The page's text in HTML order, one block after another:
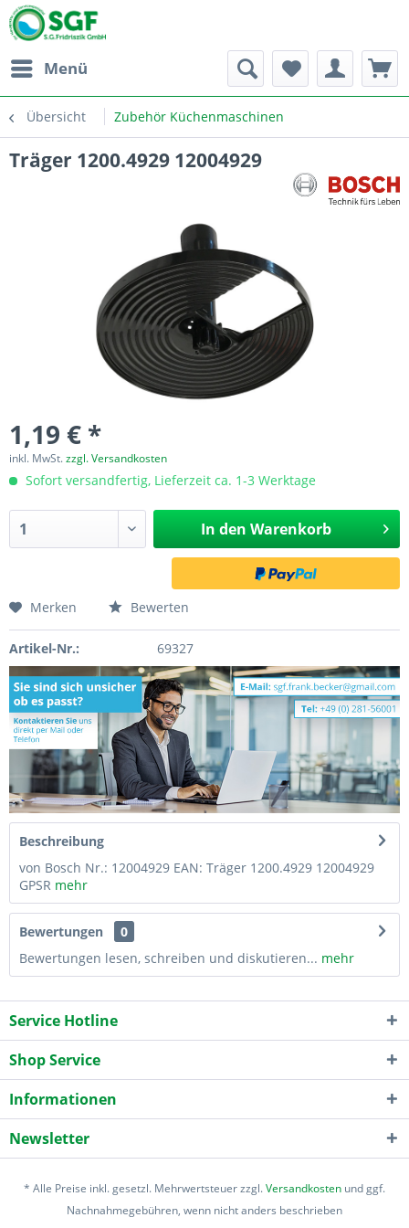
Menü
Übersicht Zubehör Küchenmaschinen
Träger 1200.4929 12004929
1,19 € *
inkl. MwSt.zzgl. Versandkosten
Sofort versandfertig, Lieferzeit ca. 1-3 Werktage
In den Warenkorb
Merken Bewerten
Artikel-Nr.: 69327
Beschreibung
von Bosch Nr.: 12004929 EAN: Träger 1200.4929 12004929
GPSR mehr
Bewertungen
0
Bewertungen lesen, schreiben und diskutieren... mehr
Service Hotline
Shop Service
Informationen
Newsletter
* Alle Preise inkl. gesetzl. Mehrwertsteuer zzgl.Versandkosten und ggf.
Nachnahmegebühren, wenn nicht anders beschrieben